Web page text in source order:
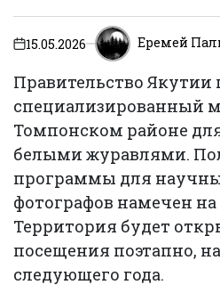
on15.05.2026 Еремей
Правительство Якутии
специализированный
Томпонском районе
белыми журавлями.
программы для
фотографов намечен на
Территория будет
посещения поэтапно,
следующего года.